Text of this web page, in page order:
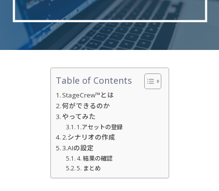
Table of Contents
StageCrew™️とは
何ができるのか
やってみた
1.アセットの登録
2.シナリオの作成
3.AIの設定
4. 結果の確認
5. まとめ